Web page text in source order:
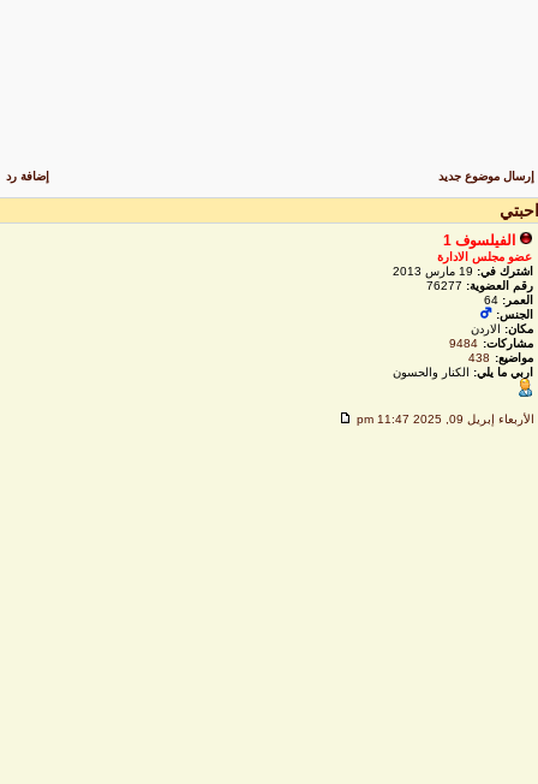
إرسال موضوع جديد إضافة رد
الفيلسوف 1
عضو مجلس الادارة
اشترك في:19 مارس 2013
رقم العضوية:76277
العمر: 64
الجنس:
مكان:الاردن
مشاركات:
9484
مواضيع:
438
اربي ما يلي:الكنار والحسون
الأربعاء إبريل 09, 2025 11:47 pm